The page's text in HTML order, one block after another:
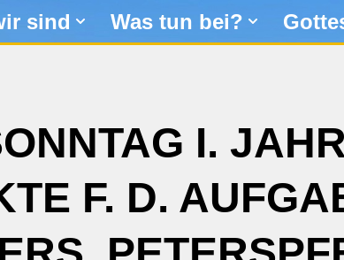
sind Was tun bei?
I.
F. D.